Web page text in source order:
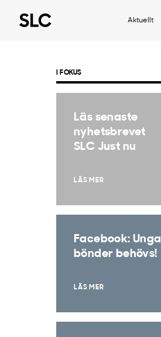
Aktuellt
I FOKUS
Läs senaste
nyhetsbrevet
SLC Just nu
LÄS MER
Facebook: Unga
bönder behövs!
LÄS MER